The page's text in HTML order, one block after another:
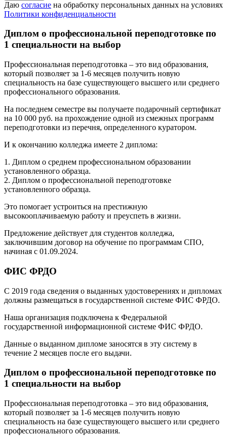
Даю согласие на обработку персональных данных на условиях
Политики конфиденциальности
Диплом о профессиональной переподготовке по
1 специальности на выбор
Профессиональная переподготовка – это вид образования,
который позволяет за 1-6 месяцев получить новую
специальность на базе существующего высшего или среднего
профессионального образования.
На последнем семестре вы получаете подарочный сертификат
на 10 000 руб. на прохождение одной из смежных программ
переподготовки из перечня, определенного куратором.
И к окончанию колледжа имеете 2 диплома:
1. Диплом о среднем профессиональном образовании
установленного образца.
2. Диплом о профессиональной переподготовке
установленного образца.
Это помогает устроиться на престижную
высокооплачиваемую работу и преуспеть в жизни.
Предложение действует для студентов колледжа,
заключившим договор на обучение по программам СПО,
начиная с 01.09.2024.
ФИС ФРДО
С 2019 года сведения о выданных удостоверениях и дипломах
должны размещаться в государственной системе ФИС ФРДО.
Наша организация подключена к Федеральной
государственной информационной системе ФИС ФРДО.
Данные о выданном дипломе заносятся в эту систему в
течение 2 месяцев после его выдачи.
Диплом о профессиональной переподготовке по
1 специальности на выбор
Профессиональная переподготовка – это вид образования,
который позволяет за 1-6 месяцев получить новую
специальность на базе существующего высшего или среднего
профессионального образования.